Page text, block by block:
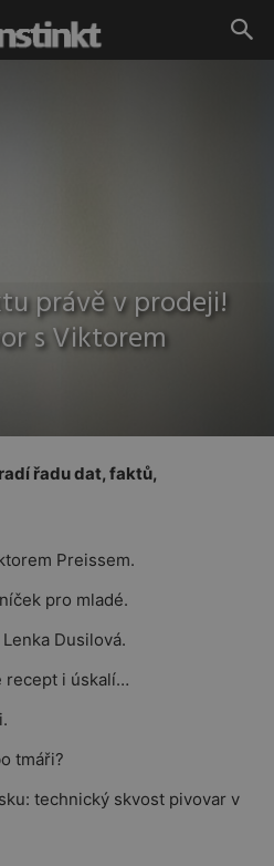
právě v prodeji!
s Viktorem
řadu dat, faktů,
Preissem.
pro mladé.
Dusilová.
recept i úskalí…
tmáři?
technický skvost pivovar v